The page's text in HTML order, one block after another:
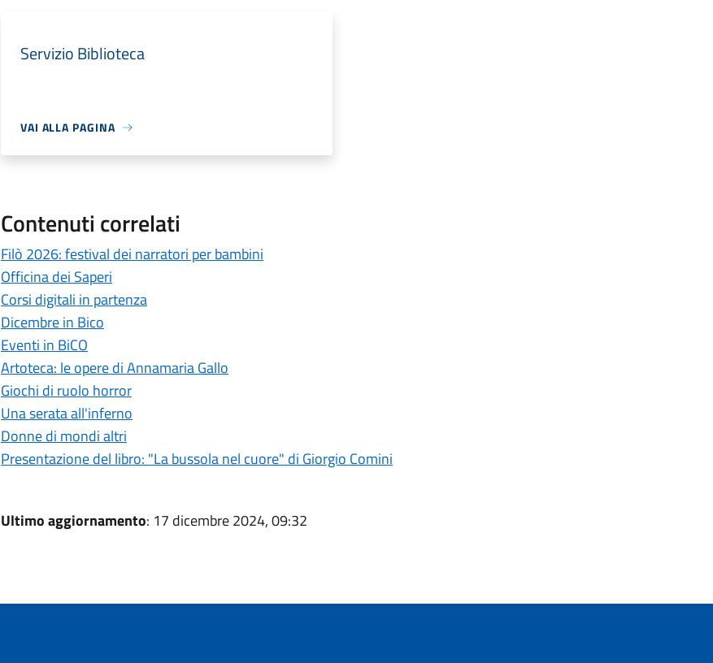
Servizio Biblioteca
VAI ALLA PAGINA
Contenuti correlati
Filò 2026: festival dei narratori per bambini
Officina dei Saperi
Corsi digitali in partenza
Dicembre in Bico
Eventi in BiCO
Artoteca: le opere di Annamaria Gallo
Giochi di ruolo horror
Una serata all'inferno
Donne di mondi altri
Presentazione del libro: "La bussola nel cuore" di Giorgio Comini
Ultimo aggiornamento: 17 dicembre 2024, 09:32